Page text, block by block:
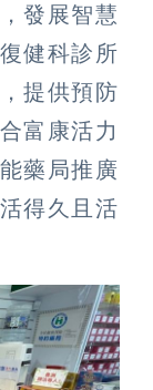
發展智慧
健科診所
提供預防
富康活力
藥局推廣
得久且活